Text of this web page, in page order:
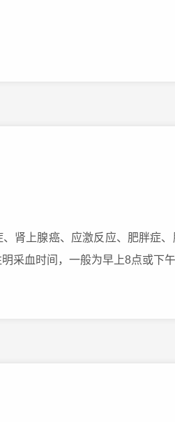
肾上腺癌、应激反应、肥胖症
采血时间，一般为早上8点或下午